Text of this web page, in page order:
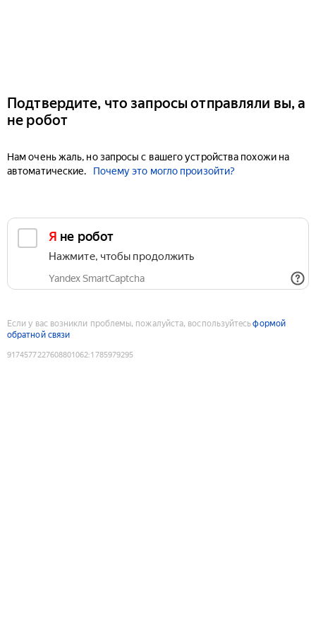
Подтвердите, что запросы отправляли вы, а
не робот
Нам очень жаль, но запросы с вашего устройства похожи на
автоматические.
Почему это могло произойти?
Я не робот
Нажмите, чтобы продолжить
Yandex SmartCaptcha
Если у вас возникли проблемы, пожалуйста, воспользуйтесьформой
обратной связи
9174577227608801062:1785979295